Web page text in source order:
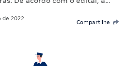
de 2022
Compartilhe